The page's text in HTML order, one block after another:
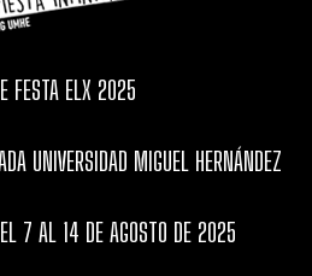
FESTA ELX 2025
UNIVERSIDAD MIGUEL HERNÁNDEZ
7 AL 14 DE AGOSTO DE 2025